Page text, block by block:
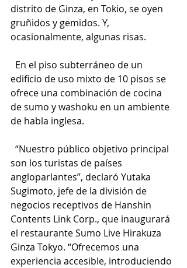
distrito de Ginza, en Tokio, se oyen
gruñidos y gemidos. Y,
ocasionalmente, algunas risas.
En el piso subterráneo de un
edificio de uso mixto de 10 pisos se
ofrece una combinación de cocina
de sumo y washoku en un ambiente
de habla inglesa.
“Nuestro público objetivo principal
son los turistas de países
angloparlantes”, declaró Yutaka
Sugimoto, jefe de la división de
negocios receptivos de Hanshin
Contents Link Corp., que inaugurará
el restaurante Sumo Live Hirakuza
Ginza Tokyo. “Ofrecemos una
experiencia accesible, introduciendo